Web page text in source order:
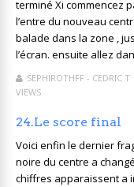
terminé Xi commencez
l’entre du nouveau
balade dans la zone ,
l’écran. ensuite allez
SEPHIROTHFF - CEDRIC T
VIEWS
24.Le score final
Voici enfin le dernier
noire du centre a
chiffres apparaissent a